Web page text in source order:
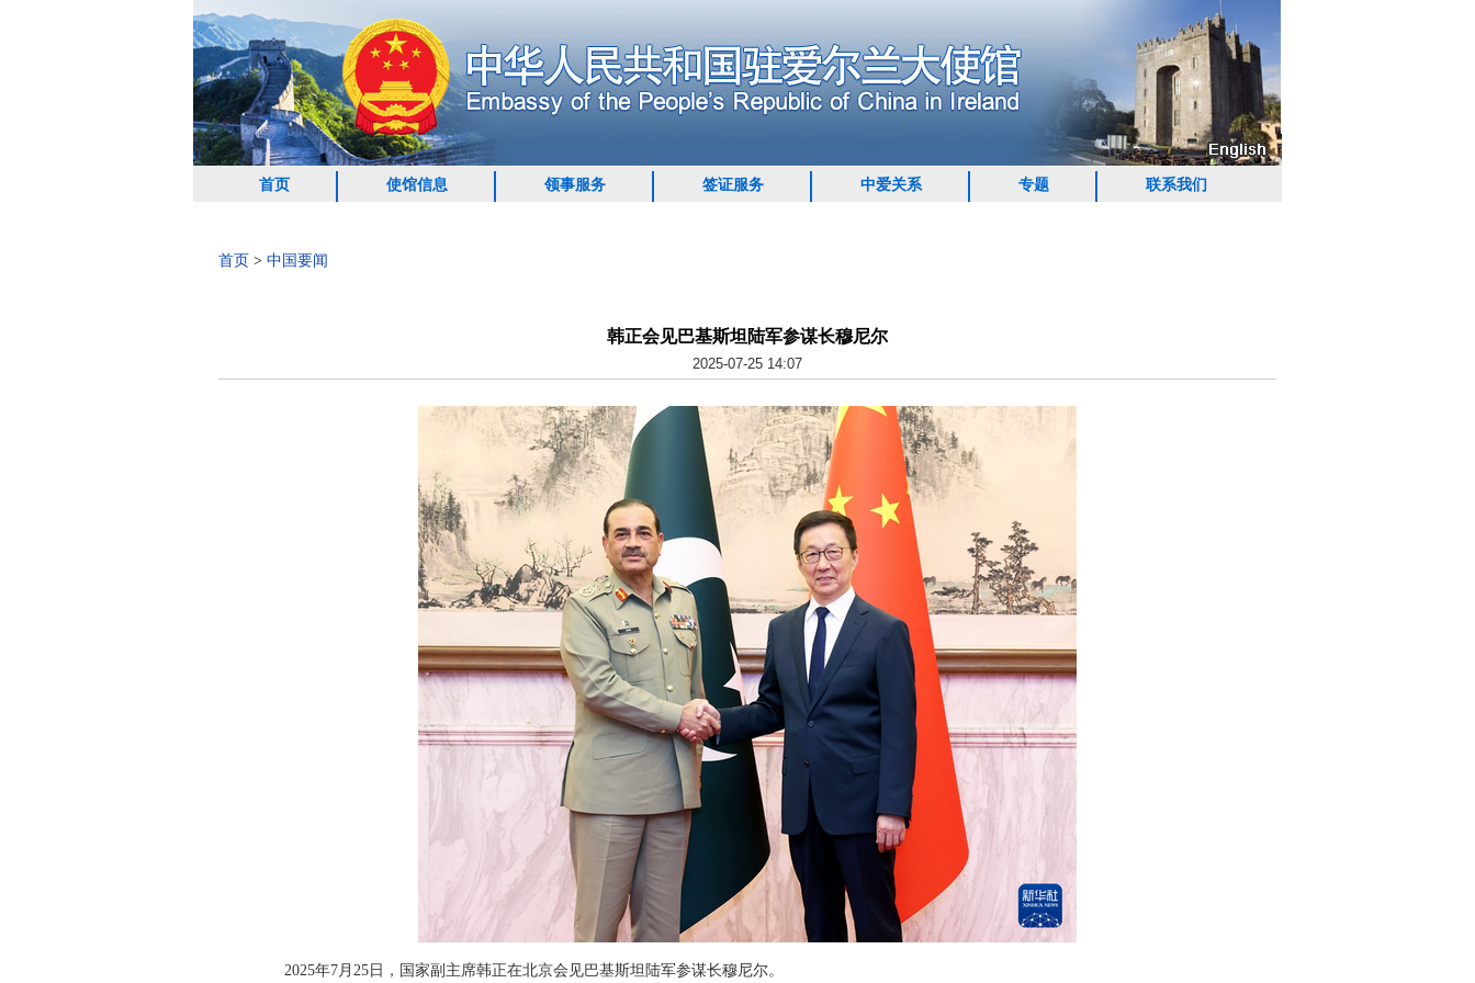
首页 使馆信息 领事服务 签证服务 中爱关系 专题 联系我们
首页 > 中国要闻
韩正会见巴基斯坦陆军参谋长穆尼尔
2025-07-25 14:07
2025年7月25日，国家副主席韩正在北京会见巴基斯坦陆军参谋长穆尼尔。